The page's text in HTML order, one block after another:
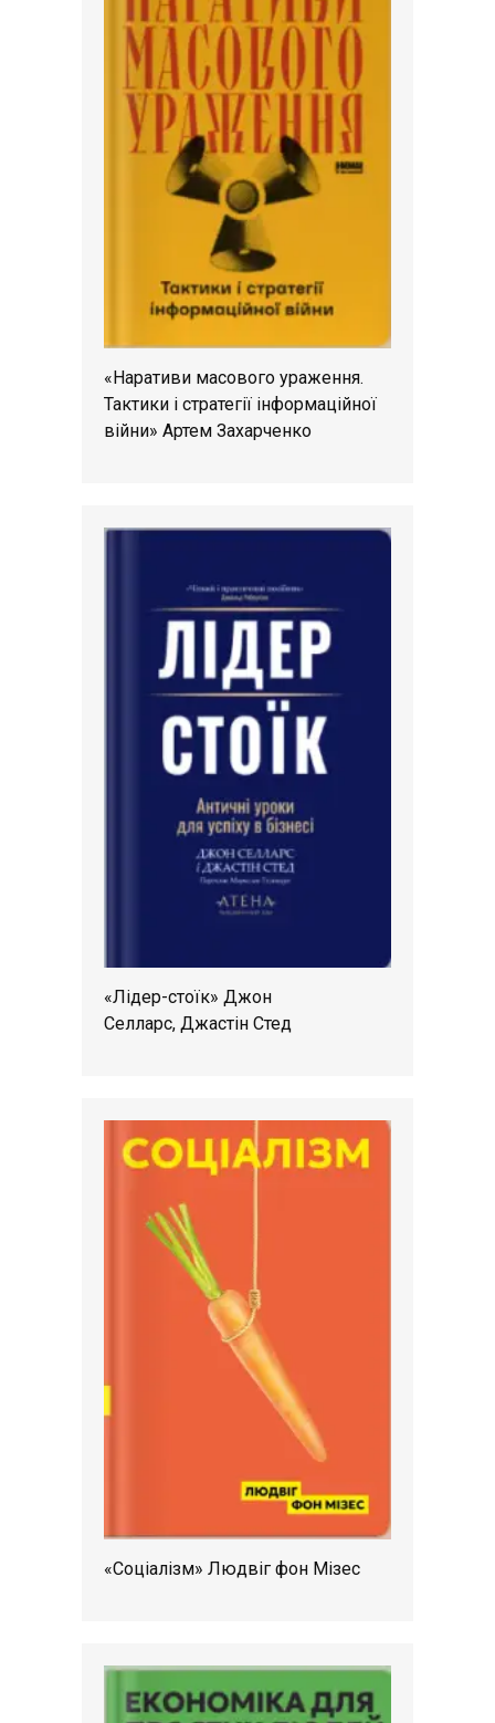
«Наративи масового ураження.
Тактики і стратегії інформаційної
війни» Артем Захарченко
«Лідер-стоїк» Джон
Селларс, Джастін Стед
«Соціалізм» Людвіг фон Мізес